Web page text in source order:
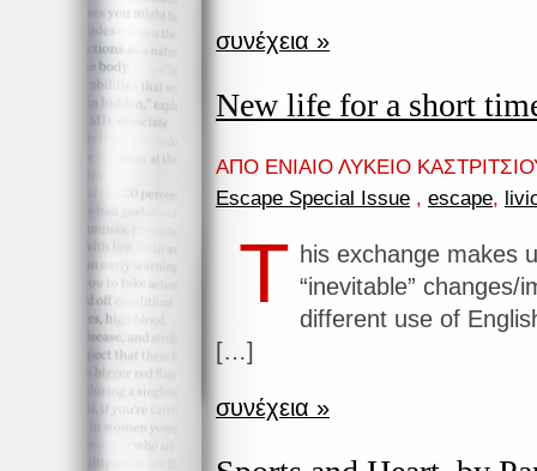
συνέχεια »
New life for a short
ΑΠΟ ΕΝΙΑΙΟ ΛΥΚΕΙΟ
Escape Special Issue , escape,
T his exchange makes
“inevitable”
different use of
[…]
συνέχεια »